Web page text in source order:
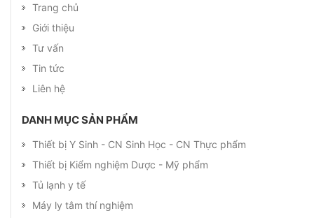
Trang chủ
Giới thiệu
Tư vấn
Tin tức
Liên hệ
DANH MỤC SẢN PHẨM
Thiết bị Y Sinh - CN Sinh Học - CN Thực phẩm
Thiết bị Kiểm nghiệm Dược - Mỹ phẩm
Tủ lạnh y tế
Máy ly tâm thí nghiệm